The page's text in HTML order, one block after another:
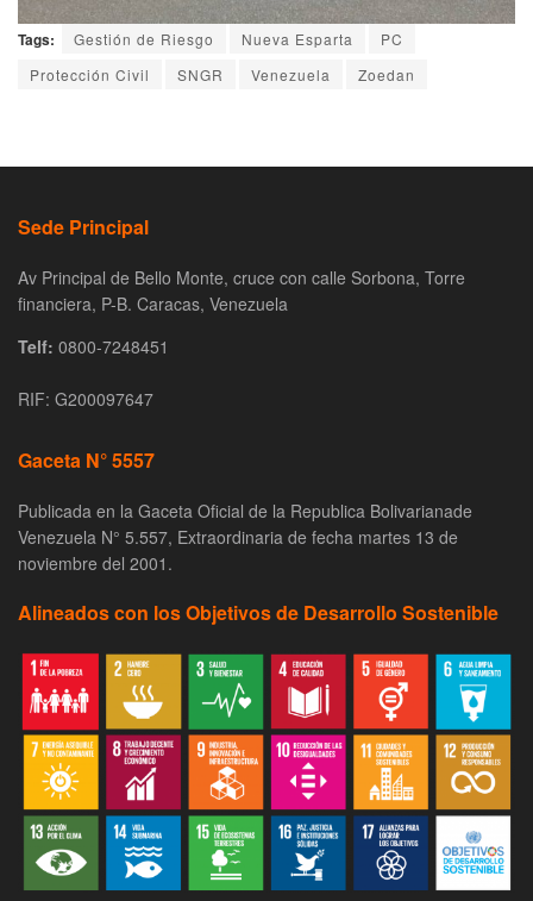
Tags: Gestión de Riesgo Nueva Esparta
PC
Protección Civil
SNGR Venezuela Zoedan
Sede Principal
Av Principal de Bello Monte, cruce con calle Sorbona, Torre
financiera, P-B. Caracas, Venezuela
Telf: 0800-7248451
RIF: G200097647
Gaceta N° 5557
Publicada en la Gaceta Oficial de la Republica Bolivarianade
Venezuela N° 5.557, Extraordinaria de fecha martes 13 de
noviembre del 2001.
Alineados con los Objetivos de Desarrollo Sostenible